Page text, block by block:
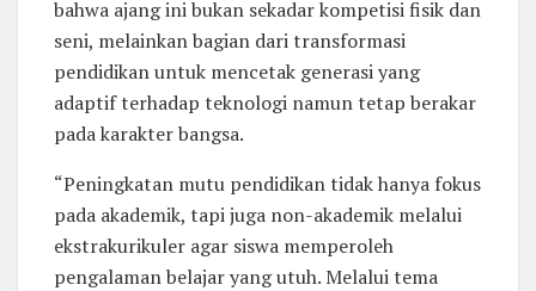
bahwa ajang ini bukan sekadar kompetisi fisik dan
seni, melainkan bagian dari transformasi
pendidikan untuk mencetak generasi yang
adaptif terhadap teknologi namun tetap berakar
pada karakter bangsa.
“Peningkatan mutu pendidikan tidak hanya fokus
pada akademik, tapi juga non-akademik melalui
ekstrakurikuler agar siswa memperoleh
pengalaman belajar yang utuh. Melalui tema